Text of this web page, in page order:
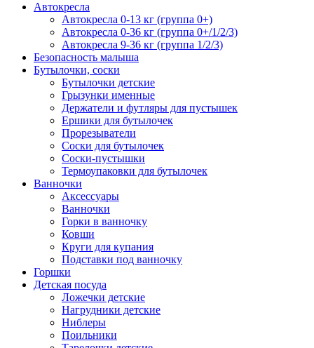
Автокресла
Автокресла 0-13 кг (группа 0+)
Автокресла 0-36 кг (группа 0+/1/2/3)
Автокресла 9-36 кг (группа 1/2/3)
Безопасность малыша
Бутылочки, соски
Бутылочки детские
Грызунки именные
Держатели и футляры для пустышек
Ершики для бутылочек
Прорезыватели
Соски для бутылочек
Соски-пустышки
Термоупаковки для бутылочек
Ванночки
Аксессуары
Ванночки
Горки в ванночку
Ковши
Круги для купания
Подставки под ванночку
Горшки
Детская посуда
Ложечки детские
Нагрудники детские
Ниблеры
Поильники